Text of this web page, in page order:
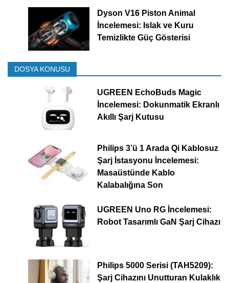
Dyson V16 Piston Animal
İncelemesi: Islak ve Kuru
Temizlikte Güç Gösterisi
DOSYA KONUSU
UGREEN EchoBuds Magic
İncelemesi: Dokunmatik Ekranlı
Akıllı Şarj Kutusu
Philips 3’ü 1 Arada Qi Kablosuz
Şarj İstasyonu İncelemesi:
Masaüstünde Kablo
Kalabalığına Son
UGREEN Uno RG İncelemesi:
Robot Tasarımlı GaN Şarj Cihazı
Philips 5000 Serisi (TAH5209):
Şarj Cihazını Unutturan Kulaklık